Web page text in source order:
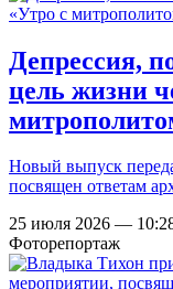
Депрессия,
цель жизни
Новый выпуск
посвящен ответам
25 июля 2026 —
Фоторепортаж